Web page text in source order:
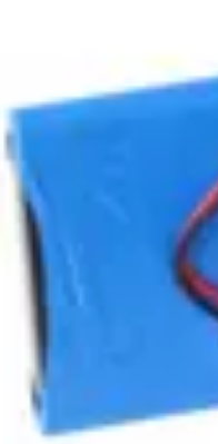
Aider les gens dans les